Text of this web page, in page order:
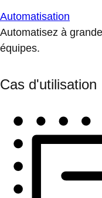
Automatisation
Automatisez à
équipes.
Cas d'utilisation